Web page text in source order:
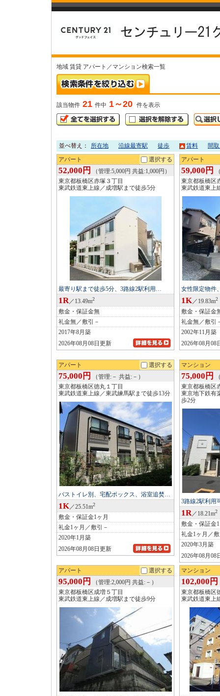
地域 賃貸 アパート／マンション検索一覧
該当物件 21 件中 1～20 件を表示
並べ替え： 所在地 沿線最寄駅 徒歩 賃料 間
アパート 選択する
52,000円
（管理:5,000円 共益:1,000円）
東京都板橋区赤塚３丁目
東武鉄道東上線／成増駅まで徒歩5分
最寄り駅まで徒歩5分、3路線2駅利用…
1R／13.49m2
敷金・保証金無
礼金無／敷引－
2017年8月築
2026年08月08日更新
アパート
59,000円
東京都板橋区
東武鉄道東上
女性限定物件
1K／19.83m2
敷金・保証金
礼金無／敷引
2002年11月築
2026年08月08
アパート 選択する
75,000円
（管理:－ 共益:－）
東京都板橋区徳丸１丁目
東武鉄道東上線／東武練馬駅まで徒歩13分
バストイレ別、宅配ボックス、浴室追焚…
1K／25.51m2
敷金・保証金1ヶ月
礼金1ヶ月／敷引－
2020年1月築
2026年08月08日更新
マンション
75,000円
東京都板橋区
東京地下鉄有
歩2分
3路線2駅利用
1R／18.21m2
敷金・保証金
礼金1ヶ月／
2020年3月築
2026年08月08
アパート 選択する
95,000円
（管理:2,000円 共益:－）
東京都板橋区成増５丁目
東武鉄道東上線／成増駅まで徒歩9分
マンション
102,000円
東京都板橋区
東武鉄道東上